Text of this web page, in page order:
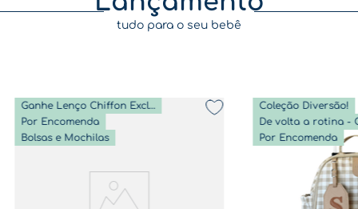
tudo para o seu bebê
Ganhe Lenço Chiffon Exclusivo
Por Encomenda
Bolsas e Mochilas
Coleção Diversão!
Por Encomenda